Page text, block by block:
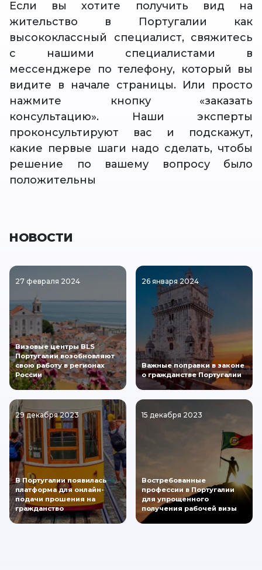
Если вы хотите получить вид на
жительство в Португалии как
высококлассный специалист, свяжитесь
с нашими специалистами в
мессенджере по телефону, который вы
видите в начале страницы. Или просто
нажмите кнопку «заказать
консультацию». Наши эксперты
проконсультируют вас и подскажут,
какие первые шаги надо сделать, чтобы
решение по вашему вопросу было
положительны
НОВОСТИ
27 февраля 2024
Визовые центры BLS
Португалии возобновляют
свою работу в регионах
России
26 января 2024
Важные поправки в законе
о гражданстве Португалии
29 декабря 2023
В Португалии появилась
платформа для онлайн-
подачи прошения на
гражданство
15 декабря 2023
Востребованные
профессии в Португалии
для упрощенного
получения рабочей визы